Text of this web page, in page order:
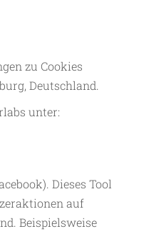
zu Cookies
Deutschland.
unter:
Dieses Tool
auf
Beispielsweise